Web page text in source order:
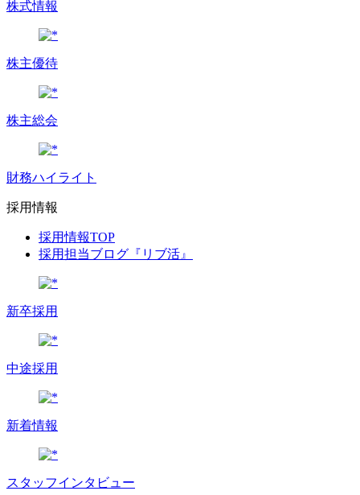
株式情報
株主優待
株主総会
財務ハイライト
採用情報
採用情報TOP
採用担当ブログ『リブ活』
新卒採用
中途採用
新着情報
スタッフインタビュー